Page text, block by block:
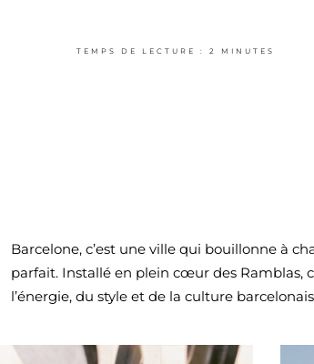
Barcelone, c’est une ville qui bouillonne à
parfait. Installé en plein cœur des Ramblas,
l’énergie, du style et de la culture